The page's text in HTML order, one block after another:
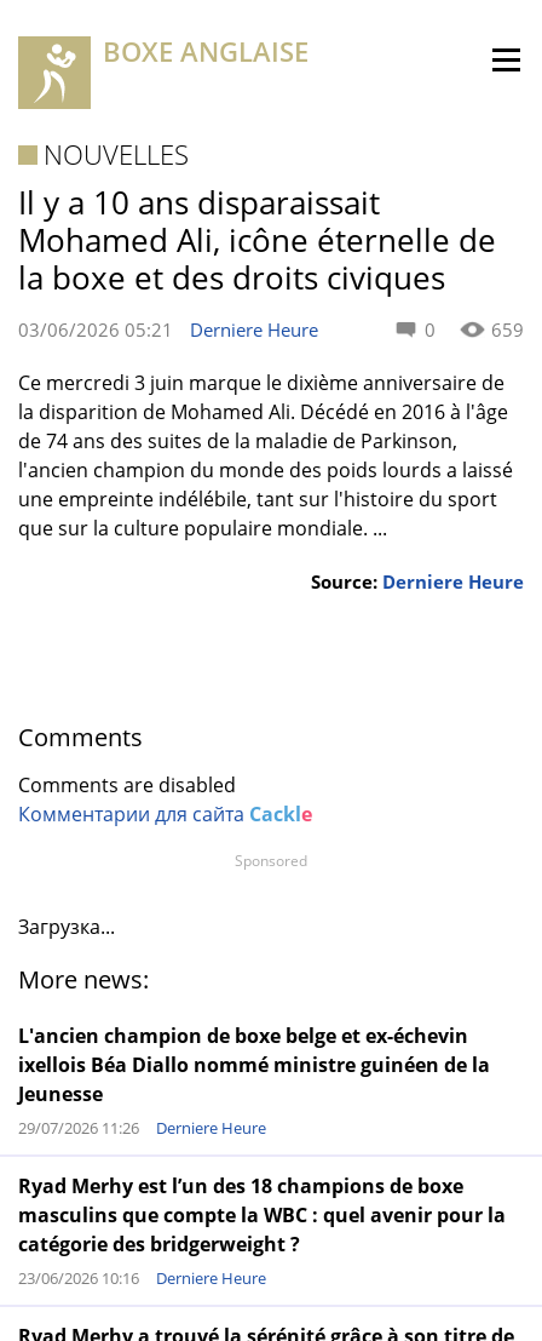
BOXE ANGLAISE
NOUVELLES
Il y a 10 ans disparaissait
Mohamed Ali, icône éternelle de
la boxe et des droits civiques
0 659
03/06/2026 05:21 Derniere Heure
Ce mercredi 3 juin marque le dixième anniversaire de
la disparition de Mohamed Ali. Décédé en 2016 à l'âge
de 74 ans des suites de la maladie de Parkinson,
l'ancien champion du monde des poids lourds a laissé
une empreinte indélébile, tant sur l'histoire du sport
que sur la culture populaire mondiale. ...
Source: Derniere Heure
Comments
Comments are disabled
Комментарии для сайта Cackle
Загрузка...
More news:
L'ancien champion de boxe belge et ex-échevin
ixellois Béa Diallo nommé ministre guinéen de la
Jeunesse
29/07/2026 11:26 Derniere Heure
Ryad Merhy est l’un des 18 champions de boxe
masculins que compte la WBC : quel avenir pour la
catégorie des bridgerweight ?
23/06/2026 10:16 Derniere Heure
Sponsored